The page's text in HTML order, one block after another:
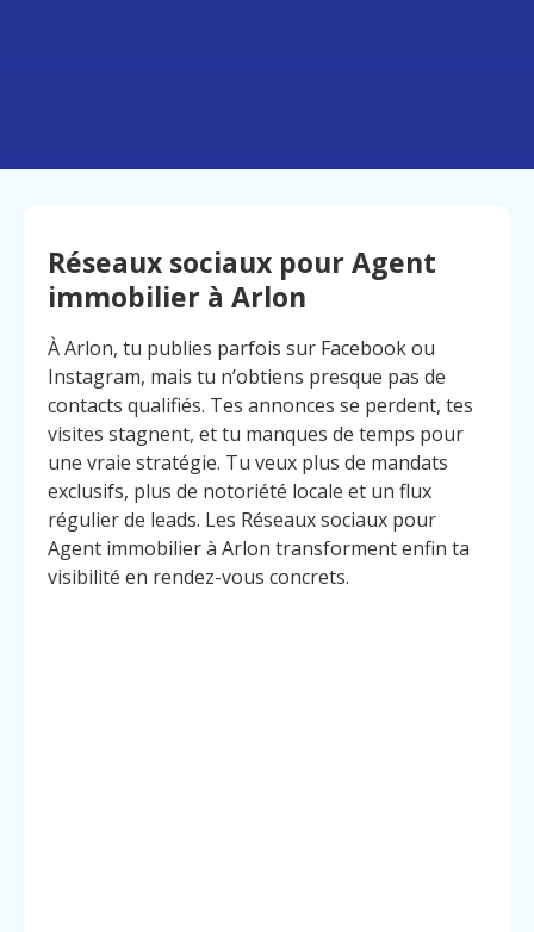
Réseaux sociaux pour Agent
immobilier à Arlon
À Arlon, tu publies parfois sur Facebook ou
Instagram, mais tu n’obtiens presque pas de
contacts qualifiés. Tes annonces se perdent, tes
visites stagnent, et tu manques de temps pour
une vraie stratégie. Tu veux plus de mandats
exclusifs, plus de notoriété locale et un flux
régulier de leads. Les Réseaux sociaux pour
Agent immobilier à Arlon transforment enfin ta
visibilité en rendez-vous concrets.